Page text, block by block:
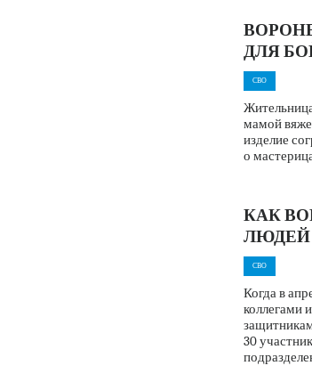
ДЛЯ
СВО
мамой
изделие
о
КАК
ЛЮДЕЙ
СВО
Когда в
коллегами
30